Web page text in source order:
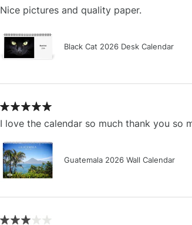
Nice pictures and quality paper.
Black Cat 2026 Desk Calendar
I love the calendar so much thank you so
Guatemala 2026 Wall Calendar